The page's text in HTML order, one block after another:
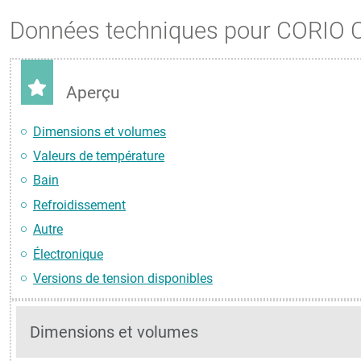
Données techniques pour CORIO
Aperçu
Dimensions et volumes
Valeurs de température
Bain
Refroidissement
Autre
Électronique
Versions de tension disponibles
Dimensions et volumes